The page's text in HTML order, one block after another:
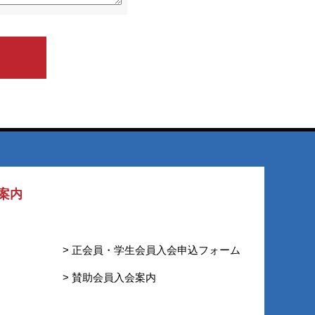
内
> 正会員・学生会員入会申込フォーム
> 賛助会員入会案内